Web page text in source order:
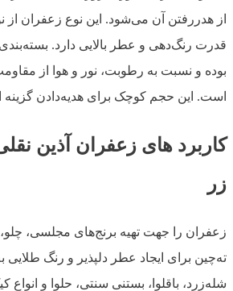
از هدررفتن آن می‌شود. این نوع زعفران
قدرت رنگ‌دهی و عطر بالایی دارد.
بوده و نسبت به رطوبت، نور و هوا از مقاومت
است. این حجم کوچک برای هدیه‌دادن گزینه
کاربرد های زعفران آذین
زر
زعفران را جهت تهیه برنج‌های مجلسی، چلو،
ته‌چین برای ایجاد عطر دلپذیر و رنگ طلایی
شله‌زرد، باقلوا، بستنی سنتی، حلوا و انواع